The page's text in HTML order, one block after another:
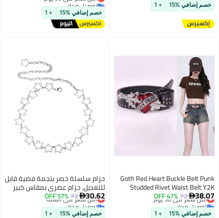
ملابس راف براون S
خصم إضافي %15 + 1 على شكل قلب للأولاد والبنات، حزام
قلب لطيف للأطفال الصغار
أقل سعر في 30 يوم
خصم إضافي %15 + 1
Goth Red Heart Buckle Belt Punk
Studded Rivet Waist Belt Y2K
Western PU Leather Belts for
Women Girls
38.07
72
47% OFF
أقل سعر في 30 يوم
توصيل مجاني
أقل سعر في 30 يوم
خصم إضافي %15 + 1
حزام سلسلة خصر بنجمة فضية قابل
للتعديل، حزام عصري بمقاس كبير
للفساتين، التنانير، الجينز للنساء
والفتيات
30.62
72
57% OFF
أقل سعر في السنة
توصيل مجاني
أقل سعر في السنة
خصم إضافي %15 + 1